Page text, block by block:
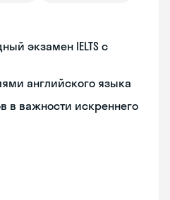
экзамен IELTS с
английского языка
в важности искреннего